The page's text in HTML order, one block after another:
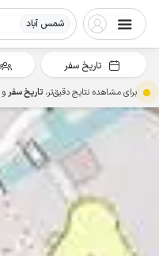
شمس آباد
تاریخ سفر
برای مشاهده نتایج دقیق‌تر، تاریخ سفرو